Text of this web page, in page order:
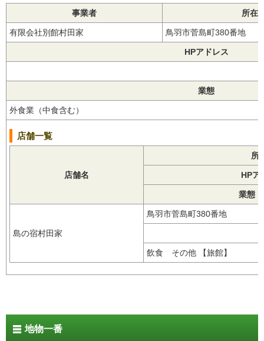
事業者 所在
有限会社別館村田家 鳥羽市菅島町380番地
HPアドレス
業態
外食業（中食含む）
店舗一覧
店舗名
所
HPア
業態
島の宿村田家
鳥羽市菅島町380番地
飲食 その他 【旅館】
地物一番